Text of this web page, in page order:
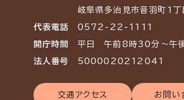
岐阜県多治見市音羽町1
代表電話 0572-22-1111
開庁時間 平日 午前8時30分～午
法人番号 5000020212041
交通アクセス お問い